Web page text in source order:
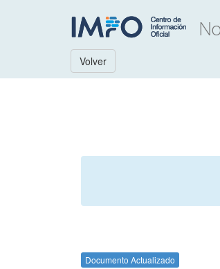
Volver
Documento Actualizado